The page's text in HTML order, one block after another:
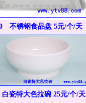
不锈钢食品盘 5元/个/天
白瓷特大色拉碗 25元/个/天